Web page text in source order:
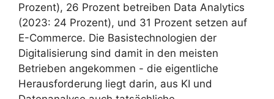
Prozent), 26 Prozent betreiben Data Analytics
(2023: 24 Prozent), und 31 Prozent setzen auf
E-Commerce. Die Basistechnologien der
Digitalisierung sind damit in den meisten
Betrieben angekommen - die eigentliche
Herausforderung liegt darin, aus KI und